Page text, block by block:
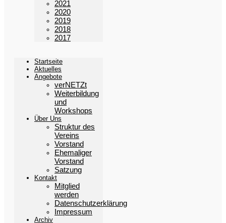
2021
2020
2019
2018
2017
Startseite
Aktuelles
Angebote
verNETZt
Weiterbildung
und
Workshops
Über Uns
Struktur des
Vereins
Vorstand
Ehemaliger
Vorstand
Satzung
Kontakt
Mitglied
werden
Datenschutzerklärung
Impressum
Archiv